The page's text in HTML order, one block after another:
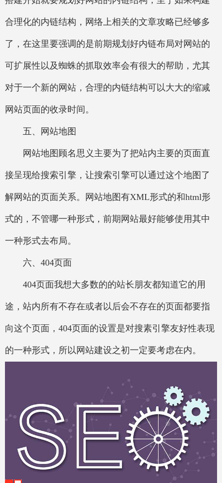
合理化的内链结构，网络上相关的文章攻略已经够多
了，在这里要强调的是前期规划好内链布局对网站的
可扩展性以及蜘蛛的抓取效率会有很大的帮助，尤其
对于一个新的网站，合理的内链结构可以大大的缩减
网站页面的收录时间。
五、网站地图
网站地图顾名思义主要为了把站内主要的页面直
接呈现给搜索引擎，让搜索引擎可以通过这个地图了
解网站的页面关系。网站地图有XML形式的和html形
式的，不管哪一种形式，前期网站最好能够使用其中
一种形式去布局。
六、404页面
404页面我想大多数的的站长朋友都知道它的用
途，站内所有不存在或者以后会不存在的页面都要指
向这个页面，404页面的设置是对搜素引擎友好性表现
的一种形式，所以网站建设之初一定要考虑在内。